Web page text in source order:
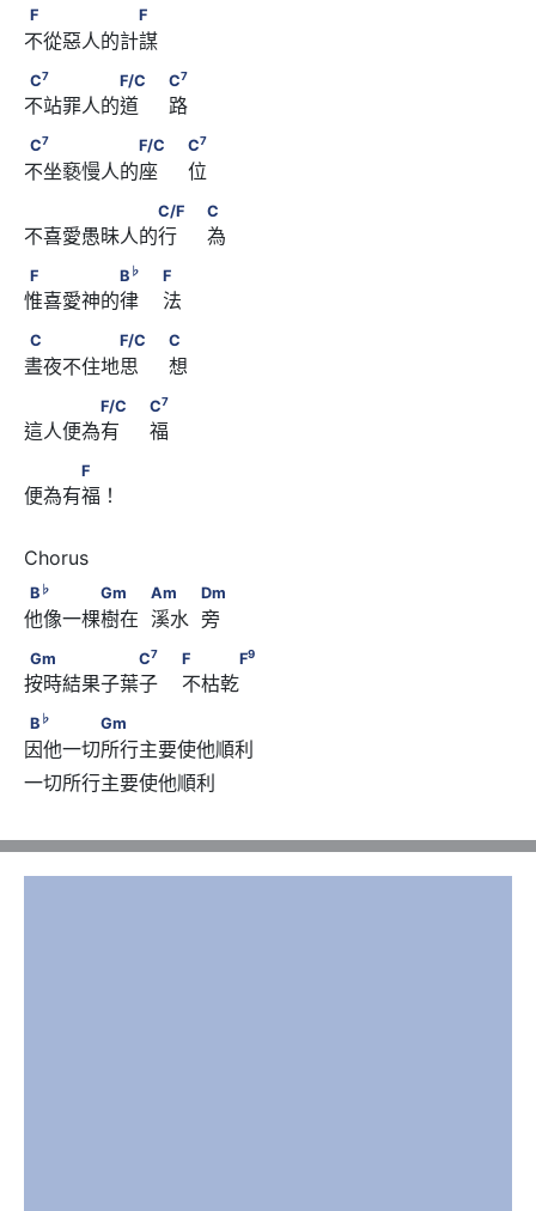
F　　　　　　F
F F
不從惡人的計謀
C7 F/C　                              C
C7 F/C C7
不站罪人的道     路
C7 F/C　                              C
C7 F/C C7
不坐褻慢人的座     位
C/F　                              C
C/F C
不喜愛愚昧人的行     為
F　　　　　B
F
F B ♭ F
惟喜愛神的律    法
C　　　　　F/C　                              C
C F/C C
晝夜不住地思     想
F/C　                              C
F/C C7
這人便為有     福
F
F
便為有福！
B♭ Gm　　            Am　　            Dm
B ♭ Gm Am Dm
他像一棵樹在  溪水  旁
Gm　　　　　　C7 F　　　F
Gm C7 F F9
按時結果子葉子    不枯乾
B♭ Gm
B ♭ Gm
因他一切所行主要使他順利
一切所行主要使他順利